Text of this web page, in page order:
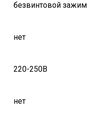
безвинтовой зажим
нет
220-250В
нет